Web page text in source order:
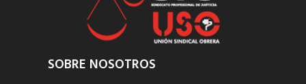
SOBRE NOSOTROS